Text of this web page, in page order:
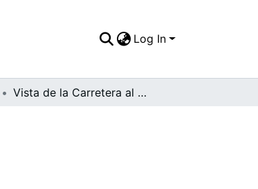
Log In
Vista de la Carretera al Mar